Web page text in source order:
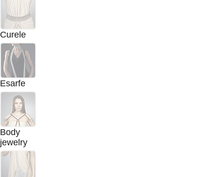
Curele
Esarfe
Body
jewelry